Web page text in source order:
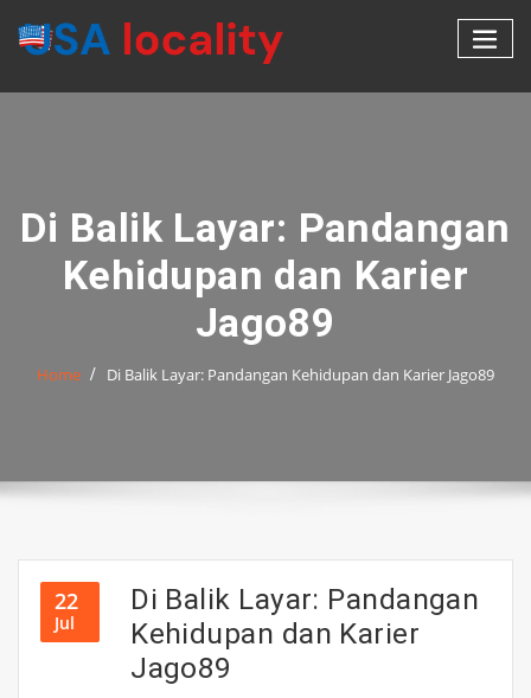
Di Balik Layar: Pandangan
Kehidupan dan Karier
Jago89
Home Di Balik Layar: Pandangan Kehidupan dan Karier Jago89
22
Jul
Di Balik Layar: Pandangan
Kehidupan dan Karier
Jago89